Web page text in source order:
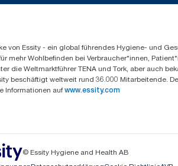
von Essity - ein global führendes Hygiene- und
mehr Wohlbefinden bei Verbraucher*innen,
die Weltmarktführer TENA und Tork, aber auch
beschäftigt weltweit rund 36.000 Mitarbeitende.
Informationen auf www.essity.com
© Essity Hygiene and Health AB